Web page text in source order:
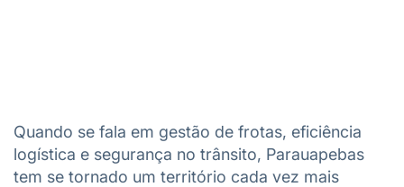
Quando se fala em gestão de frotas, eficiência
logística e segurança no trânsito, Parauapebas
tem se tornado um território cada vez mais